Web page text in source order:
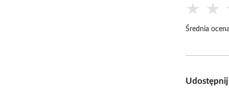
★ ★
Średnia
Udostępnij